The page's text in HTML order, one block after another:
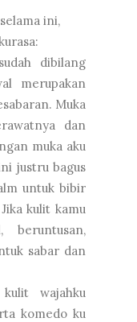
ini,
dibilang
merupakan
Muka
dan
muka aku
justru bagus
untuk bibir
kulit kamu
beruntusan,
sabar dan
wajahku
komedo ku